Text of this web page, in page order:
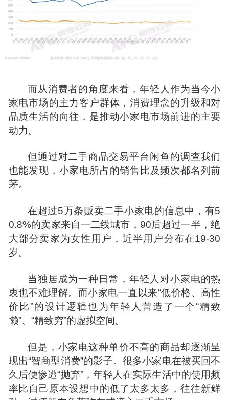
而从消费者的角度来看，年轻人作为当今小
家电市场的主力客户群体，消费理念的升级和对
品质生活的向往，是推动小家电市场前进的主要
动力。
但通过对二手商品交易平台闲鱼的调查我们
也能发现，小家电所占的销售比及频次都名列前
茅。
在超过5万条贩卖二手小家电的信息中，有5
0.8%的卖家来自一二线城市，90后超过一半，绝
大部分卖家为女性用户，近半用户分布在19-30
岁。
当独居成为一种日常，年轻人对小家电的热
衷也不难理解。而小家电一直以来“低价格、高性
价比”的设计逻辑也为年轻人营造了一个“精致
懒”、“精致穷”的虚拟空间。
但是，小家电这种单价不高的商品却逐渐呈
现出“智商型消费”的影子。很多小家电在被买回不
久后便惨遭“抛弃”，年轻人在实际生活中的使用频
率比自己原本设想中的低了太多太多，往往新鲜